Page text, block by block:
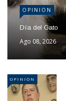
OPINION
Día del Gato
Ago 08, 2026
OPINION